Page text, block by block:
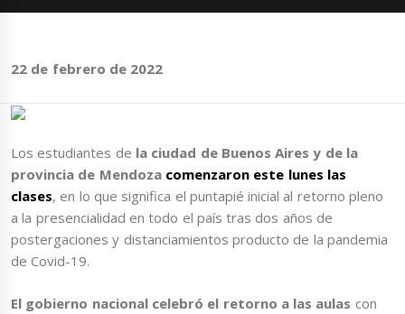
22 de febrero de 2022
Los estudiantes de la ciudad de Buenos Aires y de la
provincia de Mendoza comenzaron este lunes las
clases, en lo que significa el puntapié inicial al retorno pleno
a la presencialidad en todo el país tras dos años de
postergaciones y distanciamientos producto de la pandemia
de Covid-19.
El gobierno nacional celebró el retorno a las aulas con